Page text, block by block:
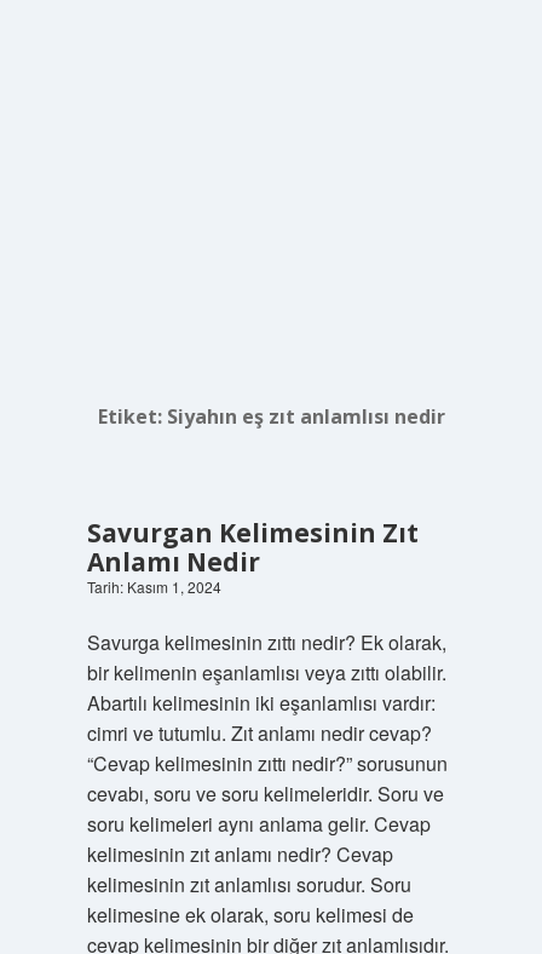
Etiket: Siyahın eş zıt anlamlısı nedir
Savurgan Kelimesinin Zıt
Anlamı Nedir
Tarih: Kasım 1, 2024
Savurga kelimesinin zıttı nedir? Ek olarak,
bir kelimenin eşanlamlısı veya zıttı olabilir.
Abartılı kelimesinin iki eşanlamlısı vardır:
cimri ve tutumlu. Zıt anlamı nedir cevap?
“Cevap kelimesinin zıttı nedir?” sorusunun
cevabı, soru ve soru kelimeleridir. Soru ve
soru kelimeleri aynı anlama gelir. Cevap
kelimesinin zıt anlamı nedir? Cevap
kelimesinin zıt anlamlısı sorudur. Soru
kelimesine ek olarak, soru kelimesi de
cevap kelimesinin bir diğer zıt anlamlısıdır.